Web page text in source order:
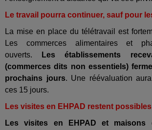
Le travail pourra continuer, sauf pour
La mise en place du télétravail est
Les commerces alimentaires et
ouverts.
Les établissements
(commerces dits non essentiels)
prochains jours. Une réévaluation
ces 15 jours.
Les visites en EHPAD restent possibles
Les visites en EHPAD et maisons